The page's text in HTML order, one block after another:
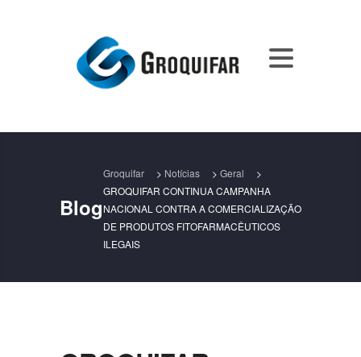
Blog
Groquifar > Notícias > Geral
>
GROQUIFAR CONTINUA CAMPANHA
NACIONAL CONTRA A COMERCIALIZAÇÃO
DE PRODUTOS FITOFARMACÊUTICOS
ILEGAIS